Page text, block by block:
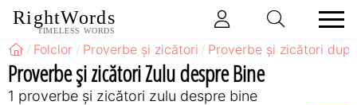
RightWords
TIMELESS WORDS
Folclor Proverbe și zicători Proverbe și zicători
Proverbe și zicători Zulu despre Bine
1 proverbe și zicători zulu despre bine